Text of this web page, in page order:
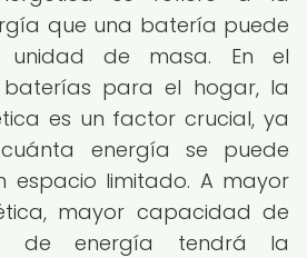
que una batería puede
unidad de masa. En el
para el hogar, la
es un factor crucial, ya
energía se puede
espacio limitado. A mayor
mayor capacidad de
de energía tendrá la